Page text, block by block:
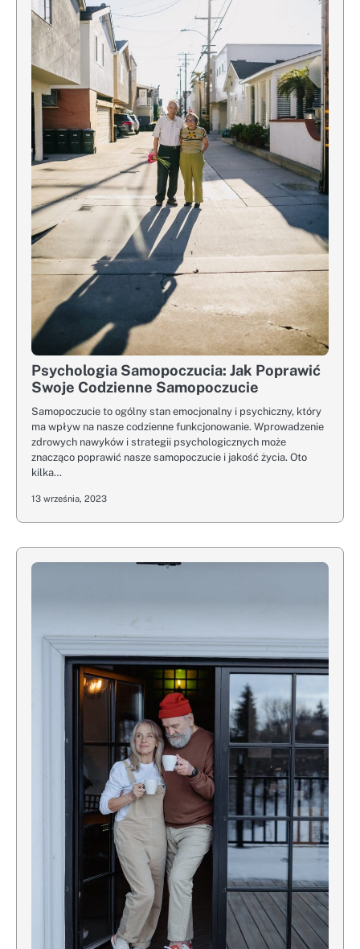
Psychologia Samopoczucia: Jak Poprawić
Swoje Codzienne Samopoczucie
Samopoczucie to ogólny stan emocjonalny i psychiczny, który
ma wpływ na nasze codzienne funkcjonowanie. Wprowadzenie
zdrowych nawyków i strategii psychologicznych może
znacząco poprawić nasze samopoczucie i jakość życia. Oto
kilka…
13 września, 2023